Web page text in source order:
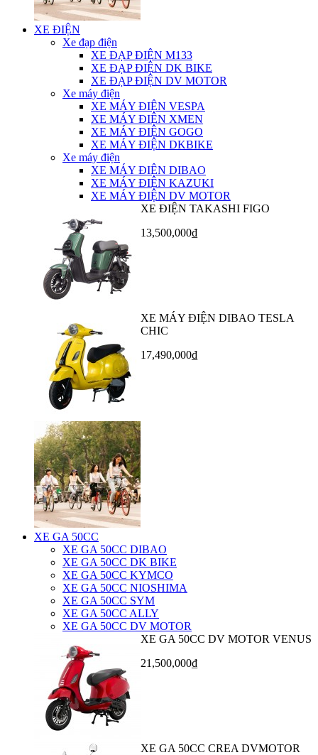
XE ĐIỆN
Xe đạp điện
XE ĐẠP ĐIỆN M133
XE ĐẠP ĐIỆN DK BIKE
XE ĐẠP ĐIỆN DV MOTOR
Xe máy điện
XE MÁY ĐIỆN VESPA
XE MÁY ĐIỆN XMEN
XE MÁY ĐIỆN GOGO
XE MÁY ĐIỆN DKBIKE
Xe máy điện
XE MÁY ĐIỆN DIBAO
XE MÁY ĐIỆN KAZUKI
XE MÁY ĐIỆN DV MOTOR
XE ĐIỆN TAKASHI FIGO
13,500,000₫
XE MÁY ĐIỆN DIBAO TESLA
CHIC
17,490,000₫
XE GA 50CC
XE GA 50CC DIBAO
XE GA 50CC DK BIKE
XE GA 50CC KYMCO
XE GA 50CC NIOSHIMA
XE GA 50CC SYM
XE GA 50CC ALLY
XE GA 50CC DV MOTOR
XE GA 50CC DV MOTOR VENUS
21,500,000₫
XE GA 50CC CREA DVMOTOR